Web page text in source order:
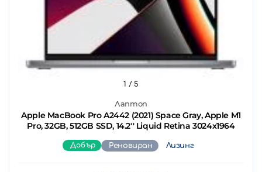
Лаптоп
Apple MacBook Pro A2442 (2021) Space Gray, Apple M1
Pro, 32GB, 512GB SSD, 14.2'' Liquid Retina 3024x1964
1 / 5
Добър Реновиран Лизинг